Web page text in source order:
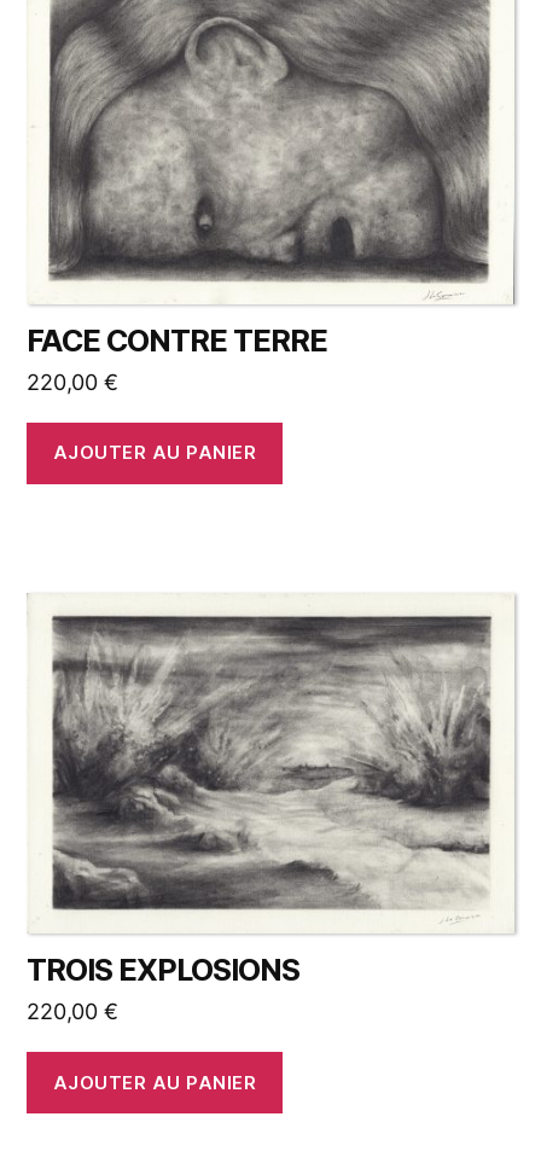
FACE CONTRE TERRE
220,00 €
AJOUTER AU PANIER
TROIS EXPLOSIONS
220,00 €
AJOUTER AU PANIER